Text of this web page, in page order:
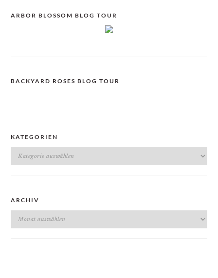
ARBOR BLOSSOM BLOG TOUR
BACKYARD ROSES BLOG TOUR
KATEGORIEN
Kategorien
ARCHIV
Archiv